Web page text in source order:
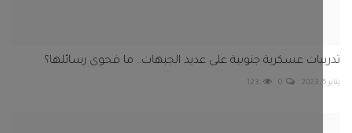
عسكرية جنوبية على عديد الجبهات.. ما فحوى رسائلها؟
0
123